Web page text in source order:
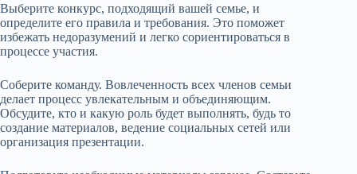
Выберите конкурс, подходящий вашей семье, и
определите его правила и требования. Это поможет
избежать недоразумений и легко сориентироваться в
процессе участия.
Соберите команду. Вовлеченность всех членов семьи
делает процесс увлекательным и объединяющим.
Обсудите, кто и какую роль будет выполнять, будь то
создание материалов, ведение социальных сетей или
организация презентации.